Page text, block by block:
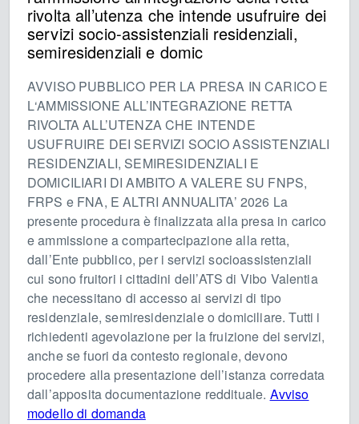
rivolta all’utenza che intende usufruire dei
servizi socio-assistenziali residenziali,
semiresidenziali e domic
AVVISO PUBBLICO PER LA PRESA IN CARICO E
L‘AMMISSIONE ALL’INTEGRAZIONE RETTA
RIVOLTA ALL’UTENZA CHE INTENDE
USUFRUIRE DEI SERVIZI SOCIO ASSISTENZIALI
RESIDENZIALI, SEMIRESIDENZIALI E
DOMICILIARI DI AMBITO A VALERE SU FNPS,
FRPS e FNA, E ALTRI ANNUALITA’ 2026 La
presente procedura è finalizzata alla presa in carico
e ammissione a compartecipazione alla retta,
dall’Ente pubblico, per i servizi socioassistenziali
cui sono fruitori i cittadini dell’ATS di Vibo Valentia
che necessitano di accesso ai servizi di tipo
residenziale, semiresidenziale o domiciliare. Tutti i
richiedenti agevolazione per la fruizione dei servizi,
anche se fuori da contesto regionale, devono
procedere alla presentazione dell’istanza corredata
dall’apposita documentazione reddituale. Avviso
modello di domanda